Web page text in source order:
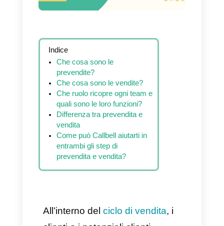
Indice
Che cosa sono le
prevendite?
Che cosa sono le vendite?
Che ruolo ricopre ogni team e
vendita